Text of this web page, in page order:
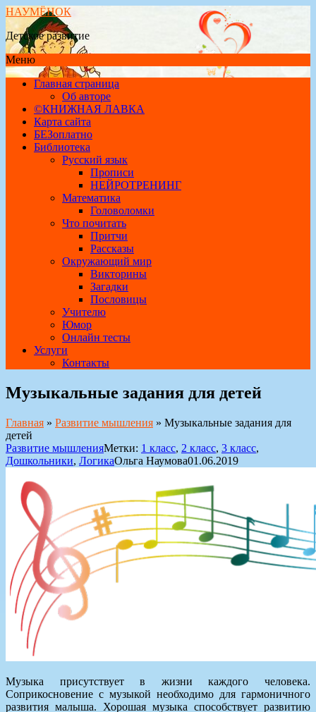
НАУМЁНОК
Детское развитие
Меню
Главная страница
Об авторе
©КНИЖНАЯ ЛАВКА
Карта сайта
БЕЗоплатно
Библиотека
Русский язык
Прописи
НЕЙРОТРЕНИНГ
Математика
Головоломки
Что почитать
Притчи
Рассказы
Окружающий мир
Викторины
Загадки
Пословицы
Учителю
Юмор
Онлайн тесты
Услуги
Контакты
Музыкальные задания для детей
Главная » Развитие мышления » Музыкальные задания для
детей
Развитие мышленияМетки: 1 класс, 2 класс, 3 класс,
Дошкольники, ЛогикаОльга Наумова01.06.2019
Музыка присутствует в жизни каждого человека.
Соприкосновение с музыкой необходимо для гармоничного
развития малыша. Хорошая музыка способствует развитию